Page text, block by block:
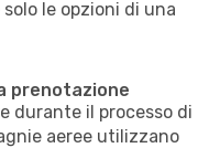
le opzioni di una
prenotazione
durante il processo di
aeree utilizzano